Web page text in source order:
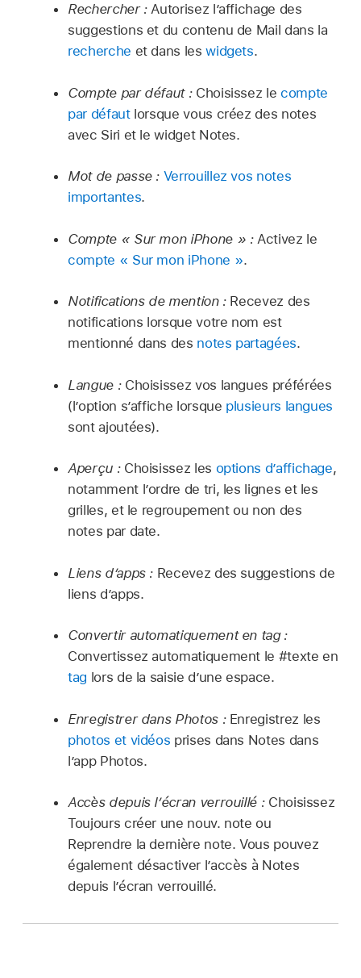
Rechercher :Autorisez l’affichage des
suggestions et du contenu de Mail dans la
recherche et dans leswidgets.
Compte par défaut :Choisissez le compte
par défautlorsque vous créez des notes
avec Siri et le widget Notes.
Mot de passe : Verrouillez vos notes
importantes.
Compte « Sur mon iPhone » :Activez le
compte « Sur mon iPhone ».
Notifications de mention :Recevez des
notifications lorsque votre nom est
mentionné dans des notes partagées.
Langue :Choisissez vos langues préférées
(l’option s’affiche lorsque plusieurs langues
sont ajoutées).
Aperçu :Choisissez les options d’affichage,
notamment l’ordre de tri, les lignes et les
grilles, et le regroupement ou non des
notes par date.
Liens d’apps : Recevez des suggestions de
liens d’apps.
Convertir automatiquement en tag :
Convertissez automatiquement le #texte en
tag lors de la saisie d’une espace.
Enregistrer dans Photos :Enregistrez les
photos et vidéos prises dans Notes dans
l’app Photos.
Accès depuis l’écran verrouillé :Choisissez
Toujours créer une nouv. note ou
Reprendre la dernière note. Vous pouvez
également désactiver l’accès à Notes
depuis l’écran verrouillé.